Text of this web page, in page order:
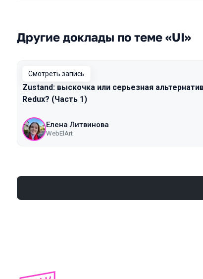
Другие доклады по теме «UI»
Смотреть запись
Zustand: выскочка или серьезная
Redux? (Часть 1)
Елена Литвинова
WebElArt